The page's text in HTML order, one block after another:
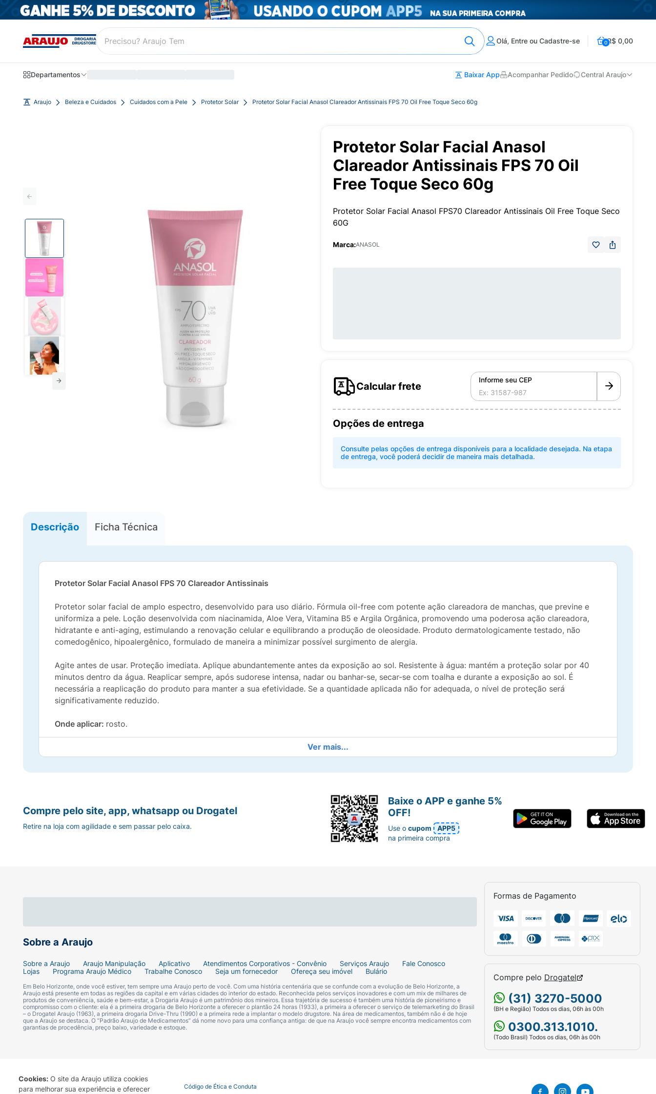
Cookies: O site da Araujo utiliza cookies
para melhorar sua experiência e oferecer
Olá, Entre ou Cadastre-se 0R$ 0,00
Departamentos Baixar App Acompanhar Pedido Central Araujo
Araujo Beleza e Cuidados Cuidados com a Pele Protetor Solar Protetor Solar Facial Anasol Clareador Antissinais FPS 70 Oil Free Toque Seco 60g
Protetor Solar Facial Anasol
Clareador Antissinais FPS 70 Oil
Free Toque Seco 60g
Protetor Solar Facial Anasol FPS70 Clareador Antissinais Oil Free Toque Seco
60G
Marca:ANASOL
Calcular frete
Informe seu CEP
Opções de entrega
Consulte pelas opções de entrega disponíveis para a localidade desejada. Na etapa
de entrega, você poderá decidir de maneira mais detalhada.
Descrição Ficha Técnica
Protetor Solar Facial Anasol FPS 70 Clareador Antissinais
Protetor solar facial de amplo espectro, desenvolvido para uso diário. Fórmula oil-free com potente ação clareadora de manchas, que previne e
uniformiza a pele. Loção desenvolvida com niacinamida, Aloe Vera, Vitamina B5 e Argila Orgânica, promovendo uma poderosa ação clareadora,
hidratante e anti-aging, estimulando a renovação celular e equilibrando a produção de oleosidade. Produto dermatologicamente testado, não
comedogênico, hipoalergênico, formulado de maneira a minimizar possível surgimento de alergia.
Agite antes de usar. Proteção imediata. Aplique abundantemente antes da exposição ao sol. Resistente à água: mantém a proteção solar por 40
minutos dentro da água. Reaplicar sempre, após sudorese intensa, nadar ou banhar-se, secar-se com toalha e durante a exposição ao sol. É
necessária a reaplicação do produto para manter a sua efetividade. Se a quantidade aplicada não for adequada, o nível de proteção será
significativamente reduzido.
Onde aplicar: rosto.
Tipo de pele:todos os tipos de pele.
Volume: 60g.
não há contra indicações, mas o médico deve ser sempre consultado.
Uso externo. Uso adulto. Ajuda a prevenir as queimaduras solares. Mantenha fora do alcance das crianças, em local seco e fresco. Evite contato
com os olhos. Em contato com tecidos (roupas) pode causar manchas. Em caso de ingestão acidental do produto, procure um médico. Evite
exposição prolongada das crianças ao sol. Este produto não oferece nenhuma proteção contra insolação. Suspenda o uso em caso de irritação na
Ativos:
Niacinamida
Ajuda a reduzir a aparência das rugas por atuar na síntese de colágeno, além de auxiliar a uniformizar o tom da pele por agir sobre fatores
geradores da pigmentação.
Polímero natural:
DHHB:
Ver mais...
Sobre a Araujo
Sobre a Araujo Araujo Manipulação Aplicativo Atendimentos Corporativos - Convênio Serviços Araujo
Fale Conosco
Lojas
Programa Araujo Médico Trabalhe Conosco Seja um fornecedor Ofereça seu imóvel Bulário
Em Belo Horizonte, onde você estiver, tem sempre uma Araujo perto de você. Com uma história centenária que se confunde com a evolução de Belo Horizonte, a
Araujo está presente em todas as regiões da capital e em várias cidades do interior do estado. Reconhecida pelos serviços inovadores e com um mix de milhares de
produtos de conveniência, saúde e bem-estar, a Drogaria Araujo é um patrimônio dos mineiros. Essa trajetória de sucesso é também uma história de pioneirismo e
compromisso com o cliente: ela é a primeira drogaria de Belo Horizonte a oferecer o plantão 24 horas (1933), a primeira a oferecer o serviço de telemarketing do Brasil
– o Drogatel Araujo (1963), a primeira drogaria Drive-Thru (1990) e a primeira rede a implantar o modelo drugstore. Na área de medicamentos, também não é de hoje
que a Araujo se destaca. O “Padrão Araujo de Medicamentos” dá nome novo para uma confiança antiga: de que na Araujo você sempre encontra medicamentos com
garantias de procedência, preço baixo, variedade e estoque.
Formas de Pagamento
Compre pelo Drogatel
(31) 3270-5000
(BH e Região) Todos os dias, 06h às 00h
0300.313.1010.
(Todo Brasil) Todos os dias, 06h às 00h
Compre pelo site, app, whatsapp ou Drogatel
Retire na loja com agilidade e sem passar pelo caixa.
Baixe o APP e ganhe 5%
OFF!
Use ocupom
APP5
na primeira compra
Termo de Uso Portal da Privacidade Covid-19 Código de Ética e Conduta